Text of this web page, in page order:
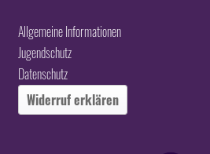
Allgemeine Informationen
Jugendschutz
Datenschutz
Widerruf erklären